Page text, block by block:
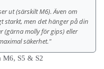
ut (särskilt M6). Även om
starkt, men det hänger på din
(gärna molly för gips) eller
säkerhet."
M6, S5 & S2